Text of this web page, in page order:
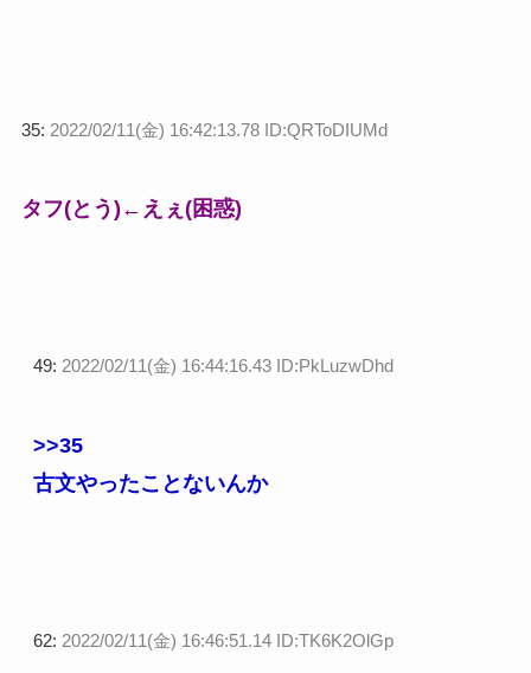
35: 2022/02/11(金) 16:42:13.78 ID:QRToDIUMd
タフ(とう)←えぇ(困惑)
49: 2022/02/11(金) 16:44:16.43 ID:PkLuzwDhd
>>35
古文やったことないんか
62: 2022/02/11(金) 16:46:51.14 ID:TK6K2OlGp